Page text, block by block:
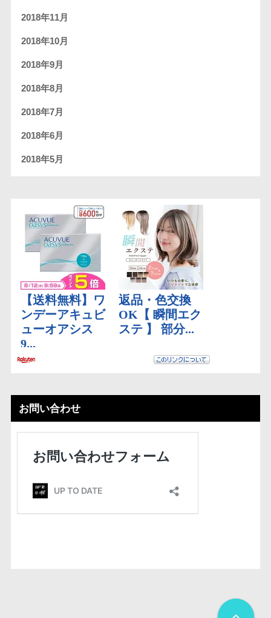
2018年11月
2018年10月
2018年9月
2018年8月
2018年7月
2018年6月
2018年5月
お問い合わせ